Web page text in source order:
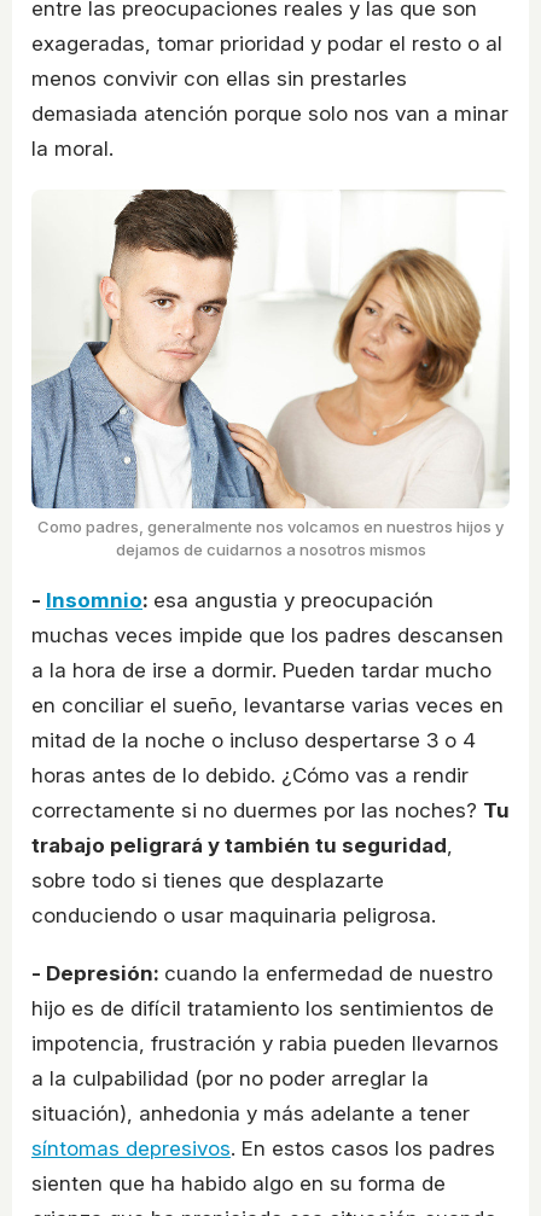
entre las preocupaciones reales y las que son
exageradas, tomar prioridad y podar el resto o al
menos convivir con ellas sin prestarles
demasiada atención porque solo nos van a minar
la moral.
Como padres, generalmente nos volcamos en nuestros hijos y
dejamos de cuidarnos a nosotros mismos
- Insomnio: esa angustia y preocupación
muchas veces impide que los padres descansen
a la hora de irse a dormir. Pueden tardar mucho
en conciliar el sueño, levantarse varias veces en
mitad de la noche o incluso despertarse 3 o 4
horas antes de lo debido. ¿Cómo vas a rendir
correctamente si no duermes por las noches? Tu
trabajo peligrará y también tu seguridad
sobre todo si tienes que desplazarte
conduciendo o usar maquinaria peligrosa.
- Depresión: cuando la enfermedad de nuestro
hijo es de difícil tratamiento los sentimientos de
impotencia, frustración y rabia pueden llevarnos
a la culpabilidad (por no poder arreglar la
situación), anhedonia y más adelante a tener
síntomas depresivos. En estos casos los padres
sienten que ha habido algo en su forma de